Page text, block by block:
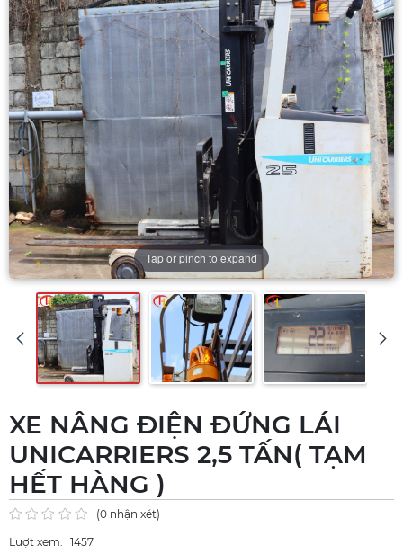
Tap or pinch to expand
XE NÂNG ĐIỆN ĐỨNG LÁI
UNICARRIERS 2,5 TẤN( TẠM
HẾT HÀNG )
(0 nhận xét)
Lượt xem: 1457